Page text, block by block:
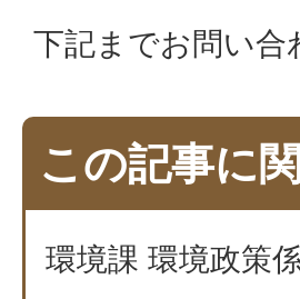
下記までお問い合
この記事に
環境課 環境政策